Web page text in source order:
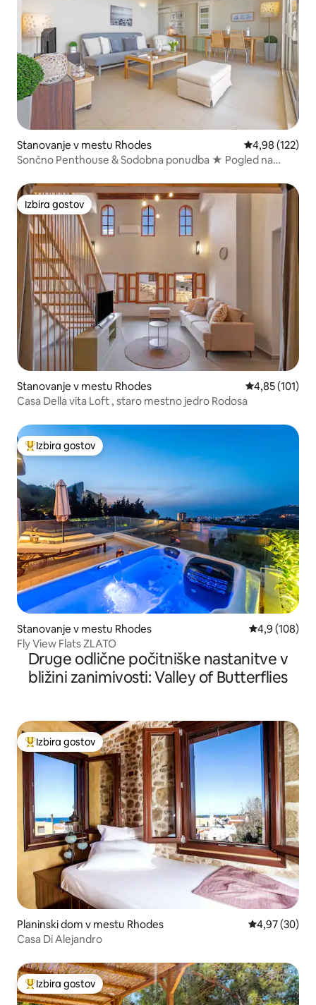
Stanovanje v mestu Rhodes Povprečna
4,98 (122)
Sončno Penthouse & Sodobna ponudba ★ Pogled na
Izbira gostov
Izbira gostov
Stanovanje v mestu Rhodes Povprečna
4,85 (101)
Casa Della vita Loft , staro mestno jedro Rodosa
Najbolj priljubljena prenočišča z značko »Izbira gostov«
Izbira gostov
Stanovanje v mestu Rhodes Povprečna
4,9 (108)
Fly View Flats ZLATO
Druge odlične počitniške nastanitve v
bližini zanimivosti: Valley of Butterflies
Najbolj priljubljena prenočišča z značko »Izbira gostov«
Izbira gostov
Planinski dom v mestu Rhodes Povprečna
4,97 (30)
Casa Di Alejandro
Najbolj priljubljena prenočišča z značko »Izbira gostov«
Izbira gostov